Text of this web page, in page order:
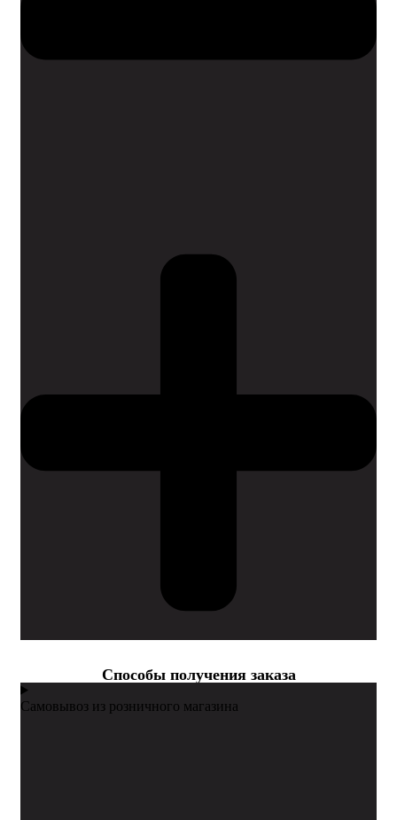
Cпособы получения заказа
Самовывоз из розничного магазина